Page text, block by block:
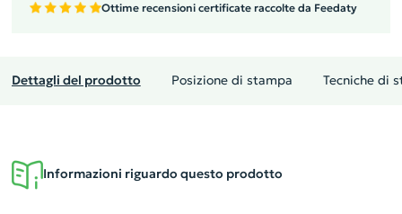
Ottime recensioni certificate raccolte da Feedaty
Dettagli del prodotto Posizione di stampa Tecniche di
Informazioni riguardo questo prodotto